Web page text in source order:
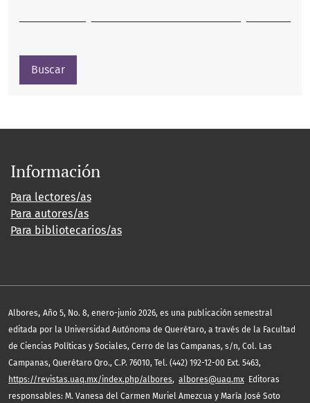
Buscar
Información
Para lectores/as
Para autores/as
Para bibliotecarios/as
Albores, Año 5, No. 8, enero-junio 2026, es una publicación semestral
editada por la Universidad Autónoma de Querétaro, a través de la Facultad
de Ciencias Políticas y Sociales, Cerro de las Campanas, s/n, Col. Las
Campanas, Querétaro Qro., C.P. 76010, Tel. (442) 192-12-00 Ext. 5463,
https://revistas.uaq.mx/index.php/albores, albores@uaq.mx Editoras
responsables: M. Vanesa del Carmen Muriel Amezcua y María José Soto